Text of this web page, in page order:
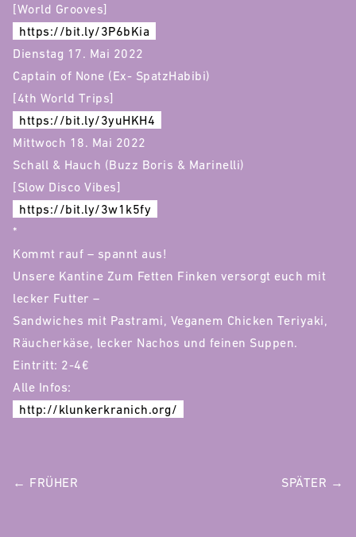
[World Grooves]
https://bit.ly/3P6bKia
Dienstag 17. Mai 2022
Captain of None (Ex- SpatzHabibi)
[4th World Trips]
https://bit.ly/3yuHKH4
Mittwoch 18. Mai 2022
Schall & Hauch (Buzz Boris & Marinelli)
[Slow Disco Vibes]
https://bit.ly/3w1k5fy
*
Kommt rauf – spannt aus!
Unsere Kantine Zum Fetten Finken versorgt euch mit
lecker Futter –
Sandwiches mit Pastrami, Veganem Chicken Teriyaki,
Räucherkäse, lecker Nachos und feinen Suppen.
Eintritt: 2-4€
Alle Infos:
http://klunkerkranich.org/
POST
← FRÜHER SPÄTER →